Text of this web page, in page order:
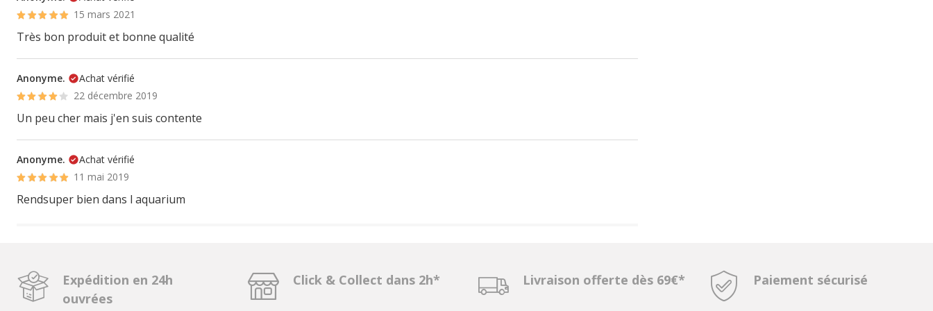
15 mars 2021
Très bon produit et bonne qualité
Anonyme.
Achat vérifié
22 décembre 2019
Un peu cher mais j'en suis contente
Anonyme.
Achat vérifié
11 mai 2019
Rendsuper bien dans l aquarium
Expédition en 24h
ouvrées
Click & Collect dans 2h* Livraison offerte dès 69€* Paiement sécurisé